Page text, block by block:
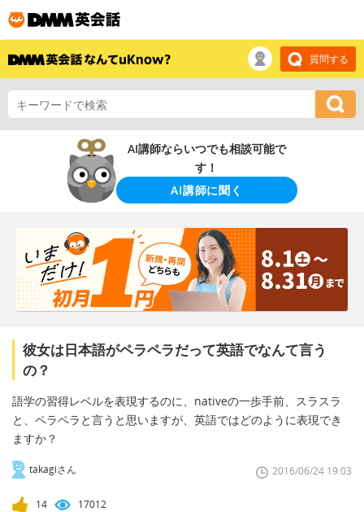
質問する
AI講師ならいつでも相談可能で
す！
AI講師に聞く
彼女は日本語がペラペラだって英語でなんて言う
の？
語学の習得レベルを表現するのに、nativeの一歩手前、スラスラ
と、ペラペラと言うと思いますが、英語ではどのように表現でき
ますか？
takagiさん 2016/06/24 19:03
14 17012